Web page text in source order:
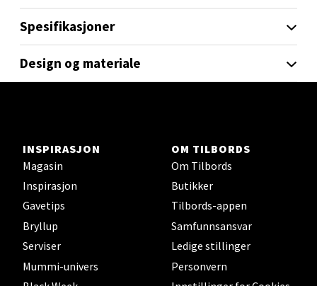
Spesifikasjoner
Design og materiale
INSPIRASJON
Magasin
Inspirasjon
Gavetips
Bryllup
Serviser
Mummi-univers
OM TILBORDS
Om Tilbords
Butikker
Tilbords-appen
Samfunnsansvar
Ledige stillinger
Personvern
Laguneveien 1, 5239 Bergen
Åpent i dag 10-21
0 i butikk
Kristiansand - Markens
Lillemarkens markensgate 25B, 4611 Kristiansand
Åpent i dag 09-18
0 i butikk